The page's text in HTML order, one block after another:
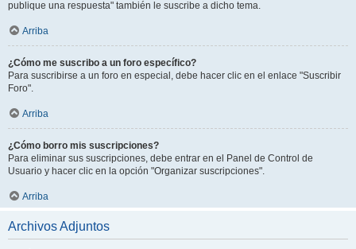
publique una respuesta" también le suscribe a dicho tema.
Arriba
¿Cómo me suscribo a un foro específico?
Para suscribirse a un foro en especial, debe hacer clic en el enlace "Suscribir
Foro".
Arriba
¿Cómo borro mis suscripciones?
Para eliminar sus suscripciones, debe entrar en el Panel de Control de
Usuario y hacer clic en la opción "Organizar suscripciones".
Arriba
Archivos Adjuntos